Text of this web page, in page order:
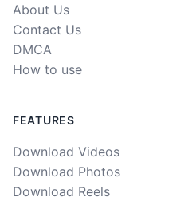
About Us
Contact Us
DMCA
How to use
FEATURES
Download Videos
Download Photos
Download Reels